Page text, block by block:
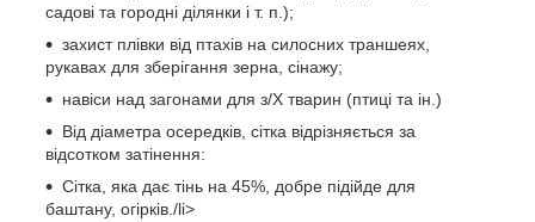
садові та городні ділянки і т. п.);
захист плівки від птахів на силосних траншеях,
рукавах для зберігання зерна, сінажу;
навіси над загонами для з/Х тварин (птиці та ін.)
Від діаметра осередків, сітка відрізняється за
відсотком затінення:
Сітка, яка дає тінь на 45%, добре підійде для
баштану, огірків./li>